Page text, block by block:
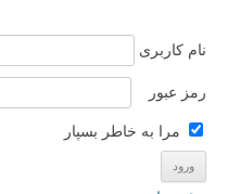
نام کاربری
رمز عبور
مرا به خاطر بسپار